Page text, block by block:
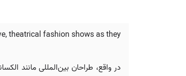
theatrical fashion shows as they
در واقع، طراحان بین‌المللی مانند